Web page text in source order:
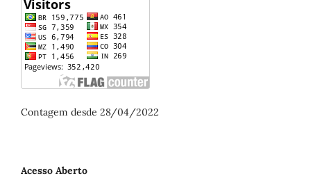
Contagem desde 28/04/2022
Acesso Aberto